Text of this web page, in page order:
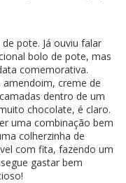
pote. Já ouviu falar
bolo de pote, mas
comemorativa.
creme de
dentro de um
chocolate, é claro.
uma combinação bem
colherzinha de
com fita, fazendo um
gastar bem